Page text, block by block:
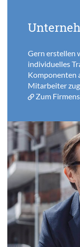
Gern erstellen
individuelles
Komponenten
Mitarbeiter
Zum